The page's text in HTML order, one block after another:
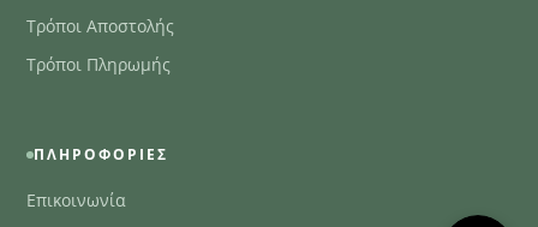
Τρόποι Αποστολής
Τρόποι Πληρωμής
ΠΛΗΡΟΦΟΡΊΕΣ
Επικοινωνία